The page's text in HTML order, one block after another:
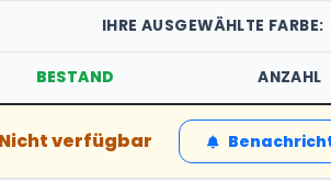
IHRE AUSGEWÄHLTE FARBE:
BESTAND ANZAHL
Nicht verfügbar